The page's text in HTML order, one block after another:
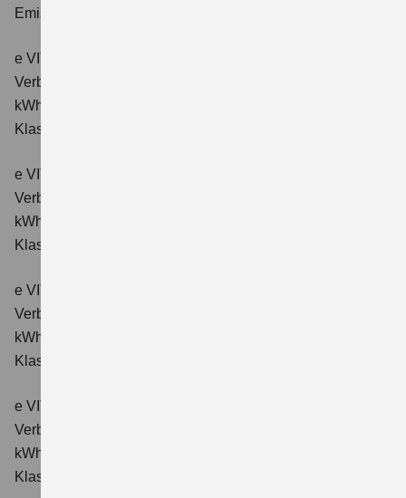
Emissionen kombiniert: 0 g/km; CO₂-Klasse: A.
e VITARA eAxle Comfort (61 kWh-Batterie)
Verbrauchswerte: Energieverbrauch kombiniert: 15,1
kWh/100km; CO₂-Emissionen kombiniert: 0 g/km; CO₂-
Klasse: A.
e VITARA eAxle ALLGRIP-e Comfort (61 kWh-Batterie)
Verbrauchswerte: Energieverbrauch kombiniert: 16,6
kWh/100km; CO₂-Emissionen kombiniert: 0 g/km; CO₂-
Klasse: A.
e VITARA eAxle Comfort+ (61 kWh-Batterie)
Verbrauchswerte: Energieverbrauch kombiniert: 15,1
kWh/100km; CO₂-Emissionen kombiniert: 0 g/km; CO₂-
Klasse: A.
e VITARA eAxle ALLGRIP-e Comfort+ (61 kWh-Batterie)
Verbrauchswerte: Energieverbrauch kombiniert: 16,6
kWh/100 km; CO₂-Emissionen kombiniert: 0 g/km; CO₂-
Klasse: A.